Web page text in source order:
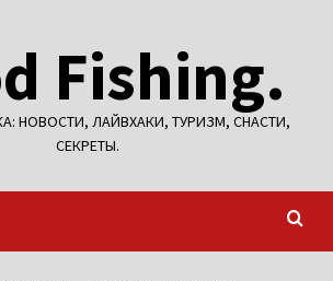
Fishing.
НОВОСТИ, ЛАЙВХАКИ, ТУРИЗМ, СНАСТИ,
СЕКРЕТЫ.